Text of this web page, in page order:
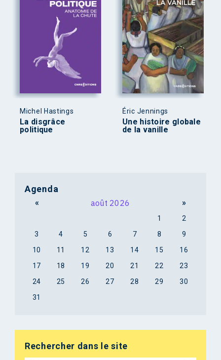
Michel Hastings
La disgrâce
politique
Éric Jennings
Une histoire globale
de la vanille
Agenda
« août 2026 »
1
2
3
4 5 6 7 8
9
10
11 12 13 14 15
16
17
18 19 20 21 22
23
24
25 26 27 28 29
30
31
Rechercher dans le site